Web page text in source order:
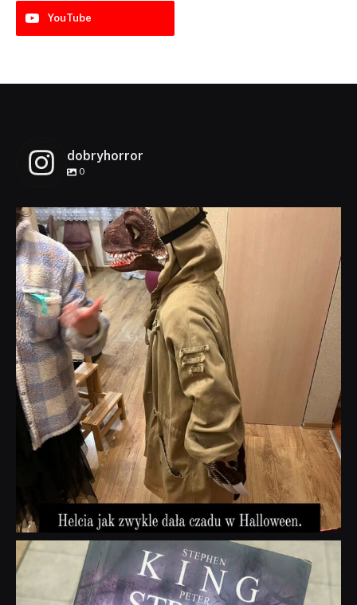
YouTube
dobryhorror
0
dobryhorror
Lis 1
dobryhorror
Wrz 23